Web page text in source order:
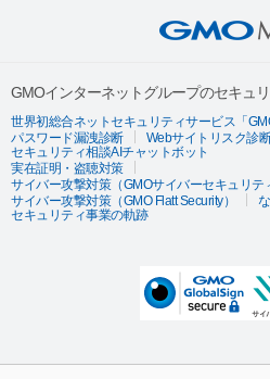
GMOインターネットグループのセキュ
世界初総合ネットセキュリティサービス「
パスワード漏洩診断
Webサイトリスク診断
セキュリティ相談AIチャットボット
実在証明・盗聴対策
サイバー攻撃対策（GMOサイバーセキュリテ
サイバー攻撃対策（GMO Flatt Security）
セキュリティ事業の軌跡